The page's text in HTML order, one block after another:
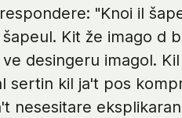
"Knoi il
Kit že imago d
desingeru imagol.
sertin kil ja't pos
nesesitare